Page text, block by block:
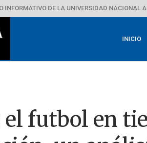
INFORMATIVO DE LA UNIVERSIDAD NACIONAL
INICIO
futbol en